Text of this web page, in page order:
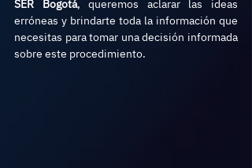
SER Bogotá, queremos aclarar las ideas
erróneas y brindarte toda la información que
necesitas para tomar una decisión informada
sobre este procedimiento.